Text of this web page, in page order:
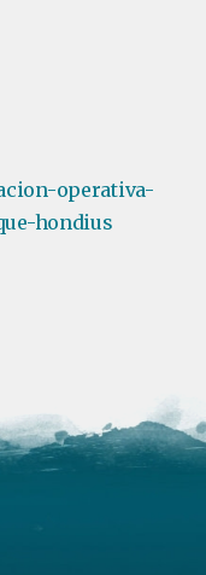
operativa-
hondius